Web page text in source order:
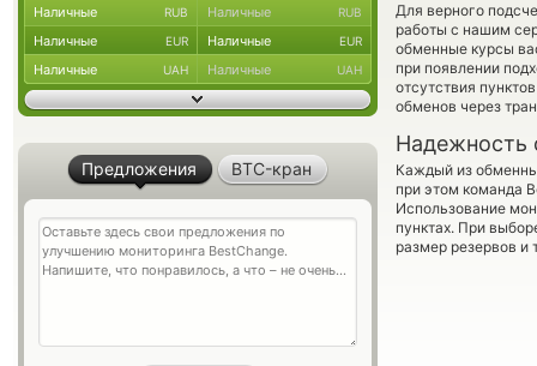
Для верного
работы с нашим
обменные курсы
при появлении
отсутствия
обменов через
Надежность
Каждый из
при этом команда
Использование
пунктах. При
размер резервов и
Наличные RUB Наличные RUB
Наличные EUR Наличные EUR
Наличные UAH Наличные UAH
Предложения BTC-кран